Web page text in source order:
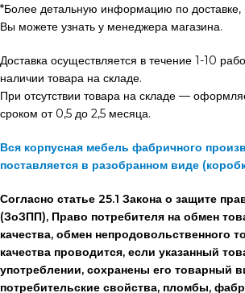
*Более детальную информацию по
Вы можете узнать у менеджера магазина.
Доставка осуществляется в течение 1-10
наличии товара на складе.
При отсутствии товара на складе —
сроком от 0,5 до 2,5 месяца.
Вся корпусная мебель фабричного
поставляется в разобранном виде
Согласно статье 25.1 Закона о защите
(ЗоЗПП), Право потребителя на обмен
качества, обмен непродовольственного
качества проводится, если указанный
употреблении, сохранены его товарный
потребительские свойства, пломбы,